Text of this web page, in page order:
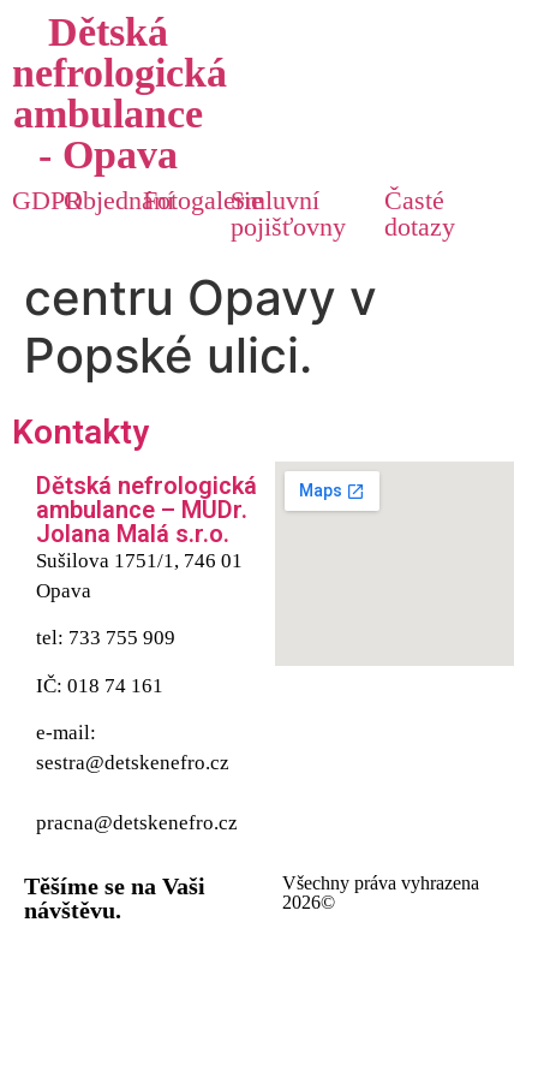
Dětská
nefrologická
ambulance
- Opava
GDPRObjednáníFotogalerieSmluvní
pojišťovny
Časté
dotazy
Dětská nefrologická
ambulance sídlí v
centru Opavy v
Popské ulici.
Kontakty
Dětská nefrologická
ambulance – MUDr.
Jolana Malá s.r.o.
Sušilova 1751/1, 746 01
Opava
tel: 733 755 909
IČ: 018 74 161
e-mail:
sestra@detskenefro.cz
pracna@detskenefro.cz
Těšíme se na Vaši
návštěvu.
Všechny práva vyhrazena
2026©